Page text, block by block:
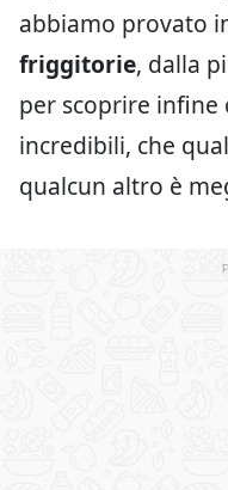
abbiamo provato
friggitorie, dalla
per scoprire infine
incredibili, che
qualcun altro è